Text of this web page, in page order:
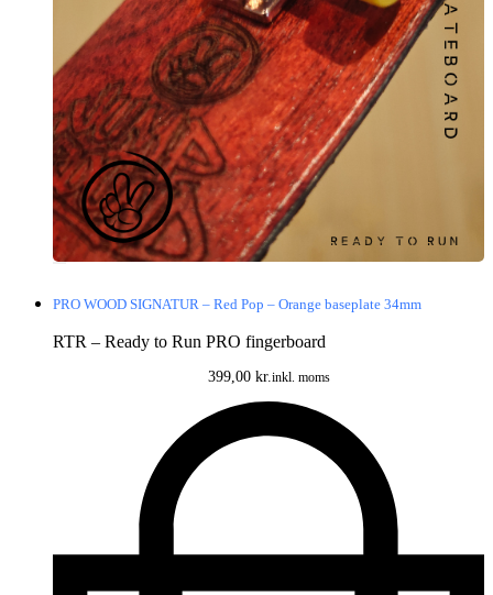
PRO WOOD SIGNATUR – Red Pop – Orange baseplate 34mm
RTR – Ready to Run PRO fingerboard
399,00 kr.inkl. moms